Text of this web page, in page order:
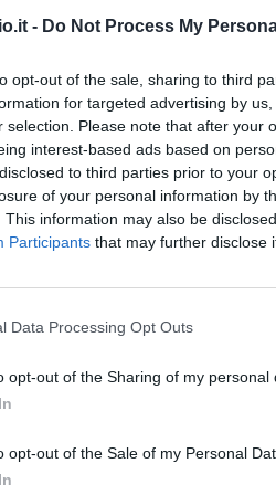
- Do Not Process My
opt-out of the sale, sharing to third
for targeted advertising by
selection. Please note that after your
interest-based ads based on
to third parties prior to your
of your personal information by
This information may also be
Participants that may further disclose
Data Processing Opt Outs
opt-out of the Sharing of my personal
opt-out of the Sale of my Personal
a rischio contro il Parma
Italia, questa sera
preoccupano i tifosi e i
accusato un fastidio alla
dell'ultima gara
Ranieri, che spera di
fa trapelare un cauto
che verrà.
occasione importante per